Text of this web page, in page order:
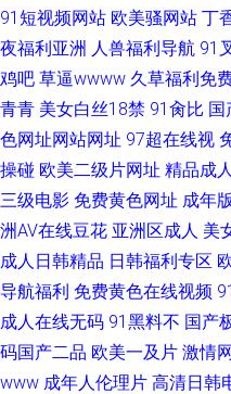
91短视频网站 欧美骚网站 丁
夜福利亚洲 人兽福利导航 91
鸡吧 草逼wwww 久草福利免
青青 美女白丝18禁 91肏比 国
色网址网站网址 97超在线视
操碰 欧美二级片网址 精品成
三级电影 免费黄色网址 成年
洲AV在线豆花 亚洲区成人 美
成人日韩精品 日韩福利专区
导航福利 免费黄色在线视频
成人在线无码 91黑料不 国产
码国产二品 欧美一及片 激情
www 成年人伦理片 高清日韩